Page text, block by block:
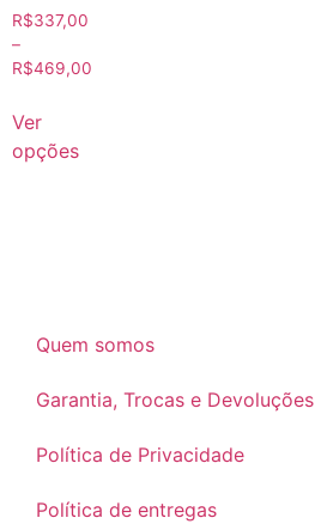
R$337,00
–
R$469,00
Ver
opções
Quem somos
Garantia, Trocas e Devoluções
Política de Privacidade
Política de entregas